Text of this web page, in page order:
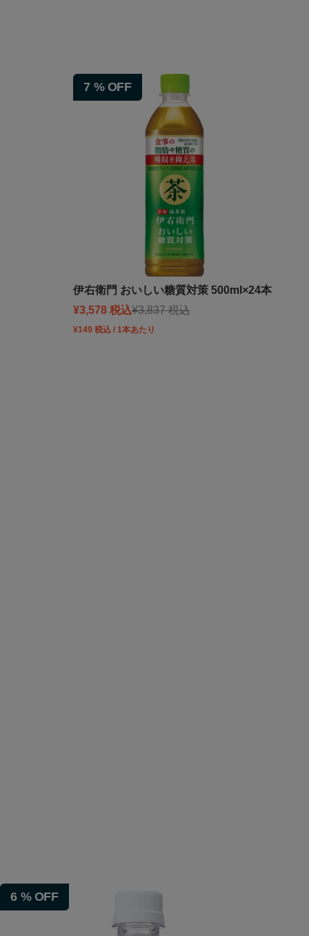
7 %OFF
伊右衛門 おいしい糖質対策 500ml×24本
Sale price
¥3,578 税込Regular price
¥3,837 税込
¥149 税込 / 1本あたり
6 %OFF